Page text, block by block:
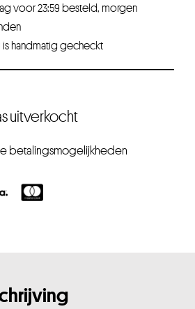
voor 23:59 besteld, morgen
handmatig gecheckt
uitverkocht
betalingsmogelijkheden